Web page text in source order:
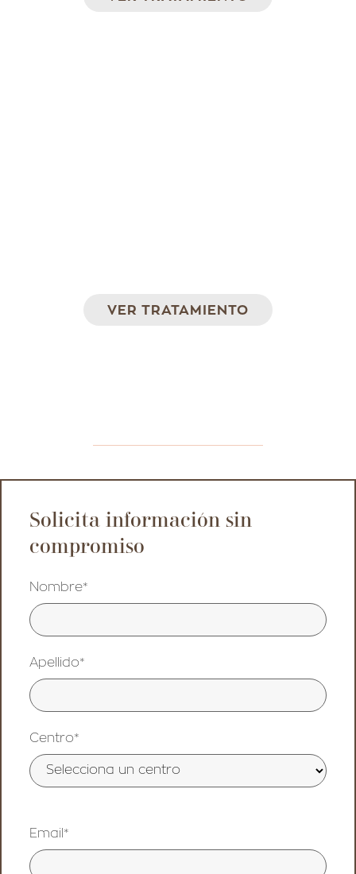
VER TRATAMIENTO
Solicita información sin
compromiso
Nombre*
Apellido*
Centro*
Email*